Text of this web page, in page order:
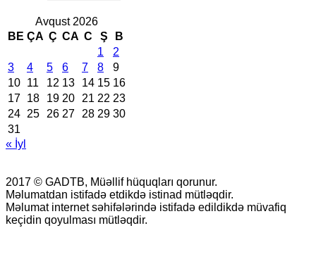
Avqust 2026
BE ÇA Ç CA C Ş
B
1
2
3
4 5 6 7 8
9
10 11 12 13 14 15 16
17 18 19 20 21 22 23
24 25 26 27 28 29 30
31
« İyl
2017 © GADTB, Müəllif hüquqları qorunur.
Məlumatdan istifadə etdikdə istinad mütləqdir.
Məlumat internet səhifələrində istifadə edildikdə müvafiq
keçidin qoyulması mütləqdir.